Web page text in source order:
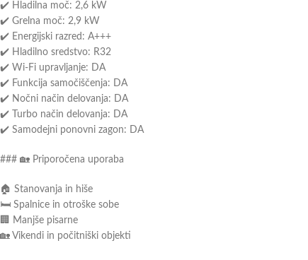
✔️ Hladilna moč: 2,6 kW
✔️ Grelna moč: 2,9 kW
✔️ Energijski razred: A+++
✔️ Hladilno sredstvo: R32
✔️ Wi-Fi upravljanje: DA
✔️ Funkcija samočiščenja: DA
✔️ Nočni način delovanja: DA
✔️ Turbo način delovanja: DA
✔️ Samodejni ponovni zagon: DA
### 🏡 Priporočena uporaba
🏠 Stanovanja in hiše
🛏️ Spalnice in otroške sobe
🏢 Manjše pisarne
🏡 Vikendi in počitniški objekti